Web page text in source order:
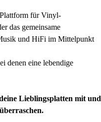
für Vinyl-
das gemeinsame
und HiFi im Mittelpunkt
denen eine lebendige
Lieblingsplatten mit und